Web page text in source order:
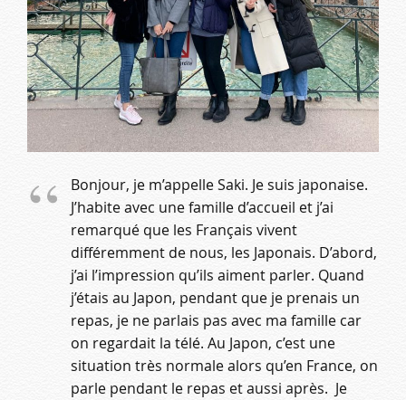
Bonjour, je m’appelle Saki. Je suis japonaise.
J’habite avec une famille d’accueil et j’ai
remarqué que les Français vivent
différemment de nous, les Japonais. D’abord,
j’ai l’impression qu’ils aiment parler. Quand
j’étais au Japon, pendant que je prenais un
repas, je ne parlais pas avec ma famille car
on regardait la télé. Au Japon, c’est une
situation très normale alors qu’en France, on
parle pendant le repas et aussi après. Je